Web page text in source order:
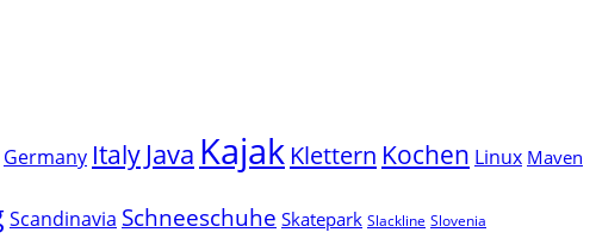
Germany Italy Java Kajak Klettern Kochen Linux Maven
Scandinavia Schneeschuhe Skatepark Slackline Slovenia